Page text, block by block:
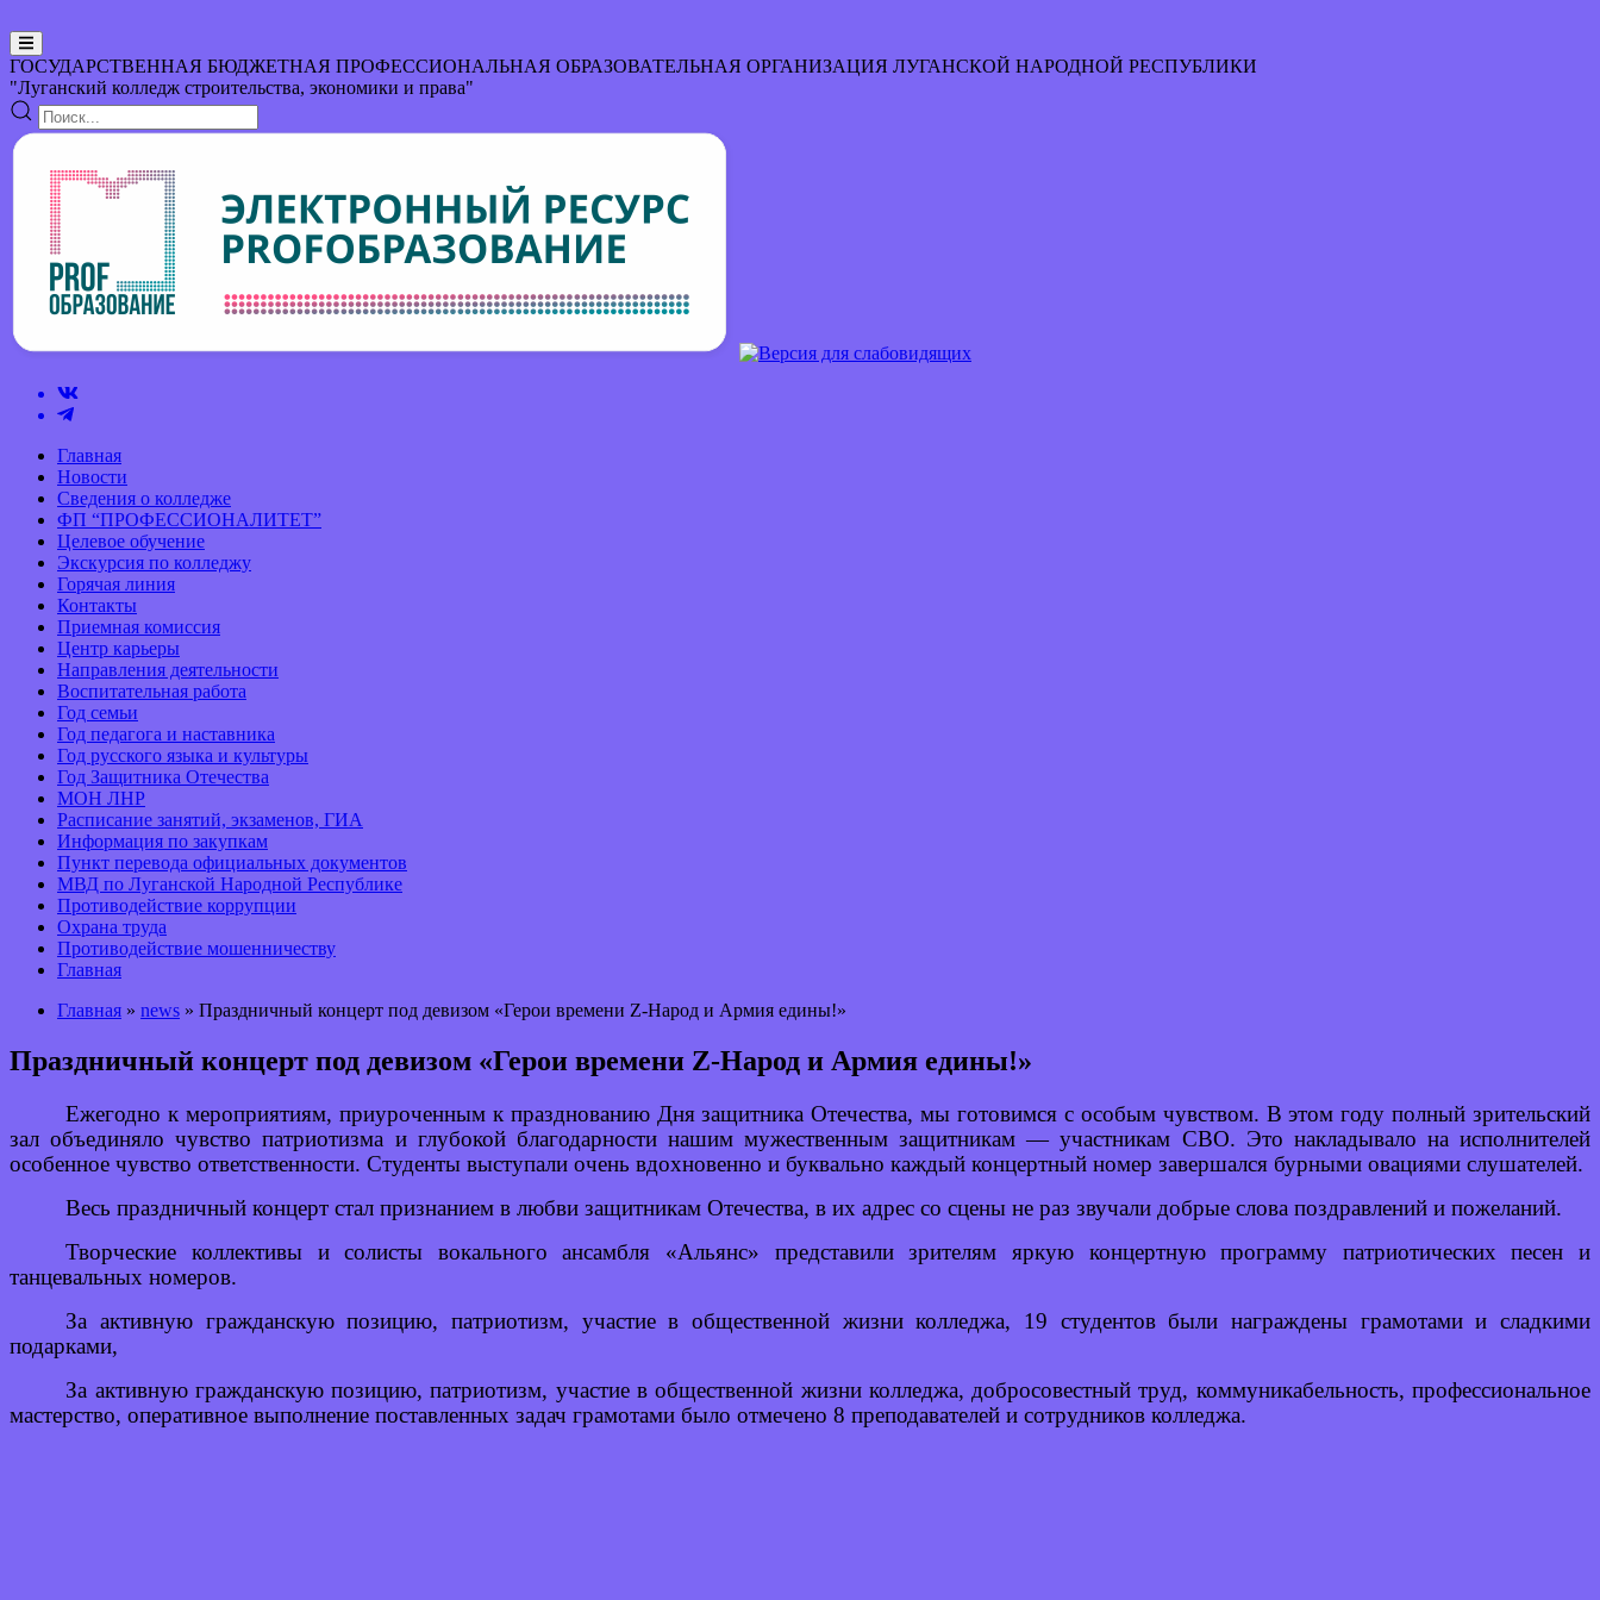
ГОСУДАРСТВЕННАЯ БЮДЖЕТНАЯ ПРОФЕССИОНАЛЬНАЯ ОБРАЗОВАТЕЛЬНАЯ ОРГАНИЗАЦИЯ ЛУГАНСКОЙ НАРОДНОЙ РЕСПУБЛИКИ
"Луганский колледж строительства, экономики и права"
Главная
Новости
Сведения о колледже
ФП “ПРОФЕССИОНАЛИТЕТ”
Целевое обучение
Экскурсия по колледжу
Горячая линия
Контакты
Приемная комиссия
Центр карьеры
Направления деятельности
Воспитательная работа
Год семьи
Год педагога и наставника
Год русского языка и культуры
Год Защитника Отечества
МОН ЛНР
Расписание занятий, экзаменов, ГИА
Информация по закупкам
Пункт перевода официальных документов
МВД по Луганской Народной Республике
Противодействие коррупции
Охрана труда
Противодействие мошенничеству
Главная
Главная » news » Праздничный концерт под девизом «Герои времени Z-Народ и Армия едины!»
Праздничный концерт под девизом «Герои времени Z-Народ и Армия едины!»
Ежегодно к мероприятиям, приуроченным к празднованию Дня защитника Отечества, мы готовимся с особым чувством. В этом году полный зрительский
зал объединяло чувство патриотизма и глубокой благодарности нашим мужественным защитникам — участникам СВО. Это накладывало на исполнителей
особенное чувство ответственности. Студенты выступали очень вдохновенно и буквально каждый концертный номер завершался бурными овациями слушателей.
Весь праздничный концерт стал признанием в любви защитникам Отечества, в их адрес со сцены не раз звучали добрые слова поздравлений и пожеланий.
Творческие коллективы и солисты вокального ансамбля «Альянс» представили зрителям яркую концертную программу патриотических песен и
танцевальных номеров.
За активную гражданскую позицию, патриотизм, участие в общественной жизни колледжа, 19 студентов были награждены грамотами и сладкими
подарками,
За активную гражданскую позицию, патриотизм, участие в общественной жизни колледжа, добросовестный труд, коммуникабельность, профессиональное
мастерство, оперативное выполнение поставленных задач грамотами было отмечено 8 преподавателей и сотрудников колледжа.